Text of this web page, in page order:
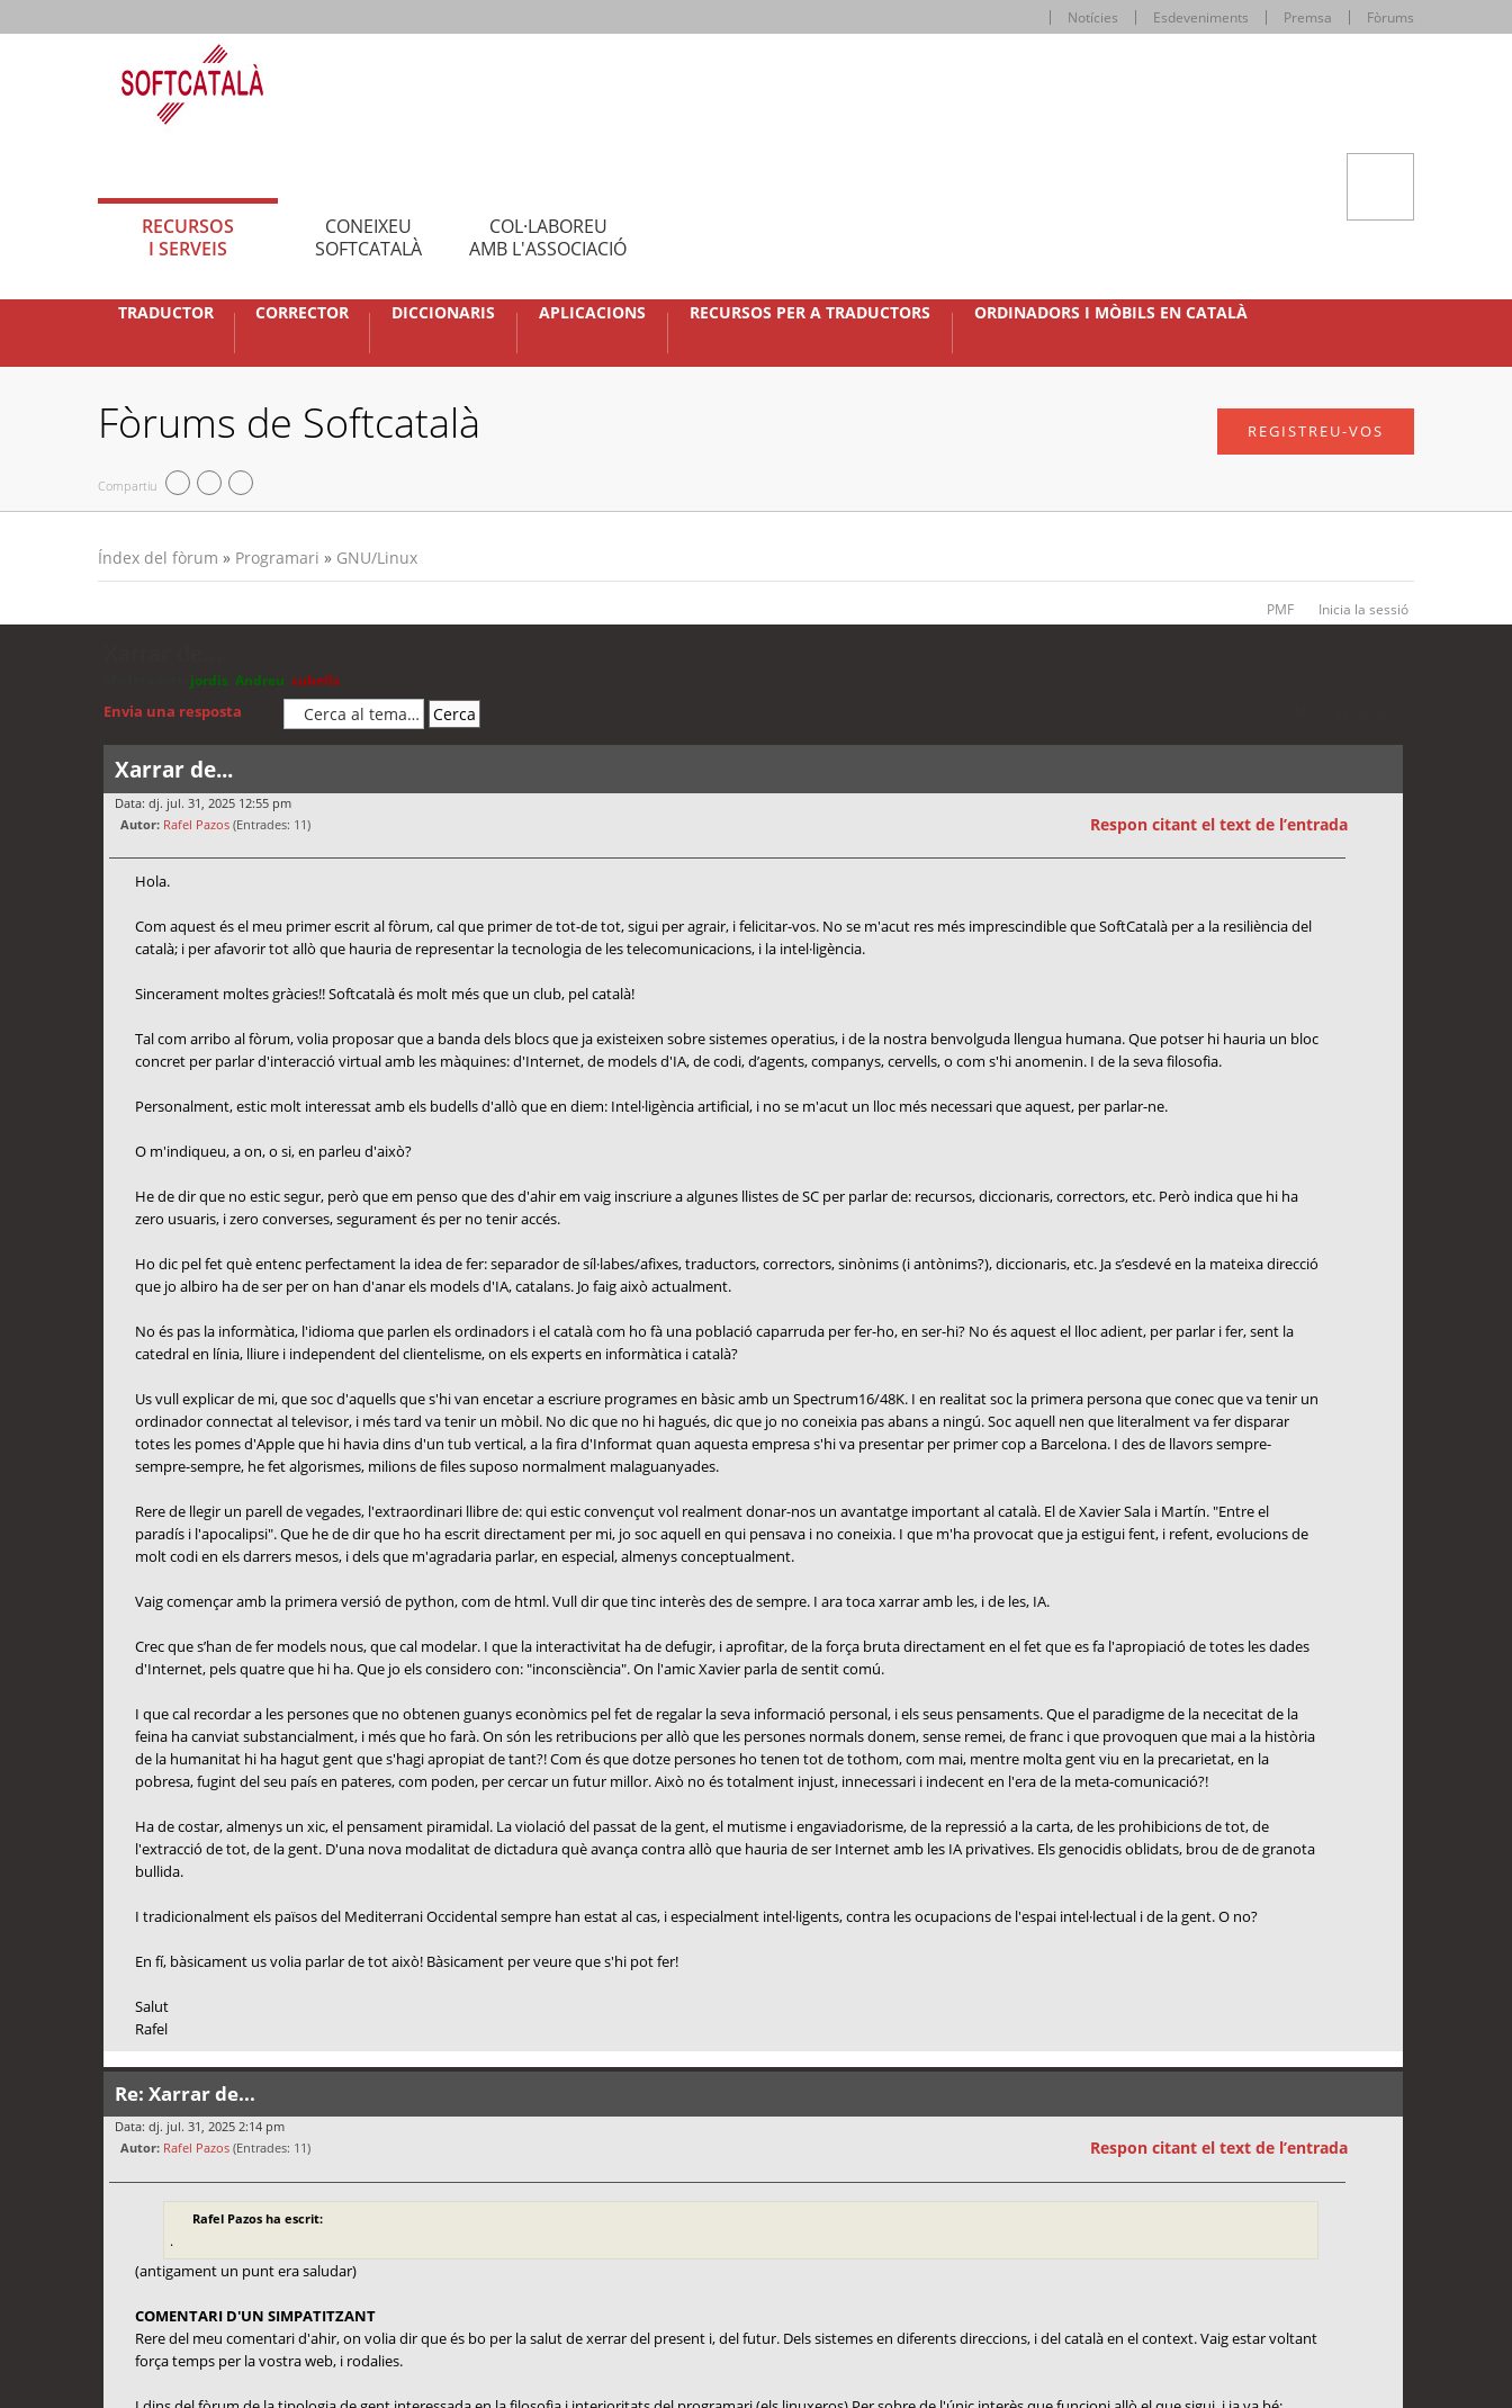
Notícies Esdeveniments Premsa Fòrums
RECURSOS
I SERVEIS
CONEIXEU
SOFTCATALÀ
COL·LABOREU
AMB L'ASSOCIACIÓ
TRADUCTOR CORRECTOR DICCIONARIS APLICACIONS RECURSOS PER A TRADUCTORS ORDINADORS I MÒBILS EN CATALÀ
Fòrums de Softcatalà
Compartiu
REGISTREU-VOS
Índex del fòrum » Programari » GNU/Linux
PMF Inicia la sessió
jordis Andreu cubells
Envia una resposta
Xarrar de...
Data: dj. jul. 31, 2025 12:55 pm
Autor: Rafel Pazos (Entrades: 11) Respon citant el text de l’entrada
Hola.
Com aquest és el meu primer escrit al fòrum, cal que primer de tot-de tot, sigui per agrair, i felicitar-vos. No se m'acut res més imprescindible que SoftCatalà per a la resiliència del
català; i per afavorir tot allò que hauria de representar la tecnologia de les telecomunicacions, i la intel·ligència.
Sincerament moltes gràcies!! Softcatalà és molt més que un club, pel català!
Tal com arribo al fòrum, volia proposar que a banda dels blocs que ja existeixen sobre sistemes operatius, i de la nostra benvolguda llengua humana. Que potser hi hauria un bloc
concret per parlar d'interacció virtual amb les màquines: d'Internet, de models d'IA, de codi, d’agents, companys, cervells, o com s'hi anomenin. I de la seva filosofia.
Personalment, estic molt interessat amb els budells d'allò que en diem: Intel·ligència artificial, i no se m'acut un lloc més necessari que aquest, per parlar-ne.
O m'indiqueu, a on, o si, en parleu d'això?
He de dir que no estic segur, però que em penso que des d'ahir em vaig inscriure a algunes llistes de SC per parlar de: recursos, diccionaris, correctors, etc. Però indica que hi ha
zero usuaris, i zero converses, segurament és per no tenir accés.
Ho dic pel fet què entenc perfectament la idea de fer: separador de síl·labes/afixes, traductors, correctors, sinònims (i antònims?), diccionaris, etc. Ja s’esdevé en la mateixa direcció
que jo albiro ha de ser per on han d'anar els models d'IA, catalans. Jo faig això actualment.
No és pas la informàtica, l'idioma que parlen els ordinadors i el català com ho fà una població caparruda per fer-ho, en ser-hi? No és aquest el lloc adient, per parlar i fer, sent la
catedral en línia, lliure i independent del clientelisme, on els experts en informàtica i català?
Us vull explicar de mi, que soc d'aquells que s'hi van encetar a escriure programes en bàsic amb un Spectrum16/48K. I en realitat soc la primera persona que conec que va tenir un
ordinador connectat al televisor, i més tard va tenir un mòbil. No dic que no hi hagués, dic que jo no coneixia pas abans a ningú. Soc aquell nen que literalment va fer disparar
totes les pomes d'Apple que hi havia dins d'un tub vertical, a la fira d'Informat quan aquesta empresa s'hi va presentar per primer cop a Barcelona. I des de llavors sempre-
sempre-sempre, he fet algorismes, milions de files suposo normalment malaguanyades.
Rere de llegir un parell de vegades, l'extraordinari llibre de: qui estic convençut vol realment donar-nos un avantatge important al català. El de Xavier Sala i Martín. "Entre el
paradís i l'apocalipsi". Que he de dir que ho ha escrit directament per mi, jo soc aquell en qui pensava i no coneixia. I que m'ha provocat que ja estigui fent, i refent, evolucions de
molt codi en els darrers mesos, i dels que m'agradaria parlar, en especial, almenys conceptualment.
Vaig començar amb la primera versió de python, com de html. Vull dir que tinc interès des de sempre. I ara toca xarrar amb les, i de les, IA.
Crec que s’han de fer models nous, que cal modelar. I que la interactivitat ha de defugir, i aprofitar, de la força bruta directament en el fet que es fa l'apropiació de totes les dades
d'Internet, pels quatre que hi ha. Que jo els considero con: "inconsciència". On l'amic Xavier parla de sentit comú.
I que cal recordar a les persones que no obtenen guanys econòmics pel fet de regalar la seva informació personal, i els seus pensaments. Que el paradigme de la nececitat de la
feina ha canviat substancialment, i més que ho farà. On són les retribucions per allò que les persones normals donem, sense remei, de franc i que provoquen que mai a la història
de la humanitat hi ha hagut gent que s'hagi apropiat de tant?! Com és que dotze persones ho tenen tot de tothom, com mai, mentre molta gent viu en la precarietat, en la
pobresa, fugint del seu país en pateres, com poden, per cercar un futur millor. Això no és totalment injust, innecessari i indecent en l'era de la meta-comunicació?!
Ha de costar, almenys un xic, el pensament piramidal. La violació del passat de la gent, el mutisme i engaviadorisme, de la repressió a la carta, de les prohibicions de tot, de
l'extracció de tot, de la gent. D'una nova modalitat de dictadura què avança contra allò que hauria de ser Internet amb les IA privatives. Els genocidis oblidats, brou de de granota
bullida.
I tradicionalment els països del Mediterrani Occidental sempre han estat al cas, i especialment intel·ligents, contra les ocupacions de l'espai intel·lectual i de la gent. O no?
En fí, bàsicament us volia parlar de tot això! Bàsicament per veure que s'hi pot fer!
Salut
Rafel
Re: Xarrar de...
Data: dj. jul. 31, 2025 2:14 pm
Autor: Rafel Pazos (Entrades: 11) Respon citant el text de l’entrada
Rafel Pazos ha escrit:
.
(antigament un punt era saludar)
COMENTARI D'UN SIMPATITZANT
Rere del meu comentari d'ahir, on volia dir que és bo per la salut de xerrar del present i, del futur. Dels sistemes en diferents direccions, i del català en el context. Vaig estar voltant
força temps per la vostra web, i rodalies.